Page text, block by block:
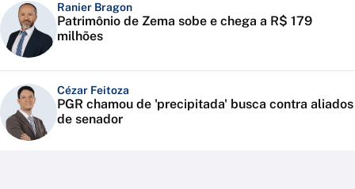
Ranier Bragon
Patrimônio de Zema sobe e chega a R$ 179
milhões
Cézar Feitoza
PGR chamou de 'precipitada' busca contra aliados
de senador